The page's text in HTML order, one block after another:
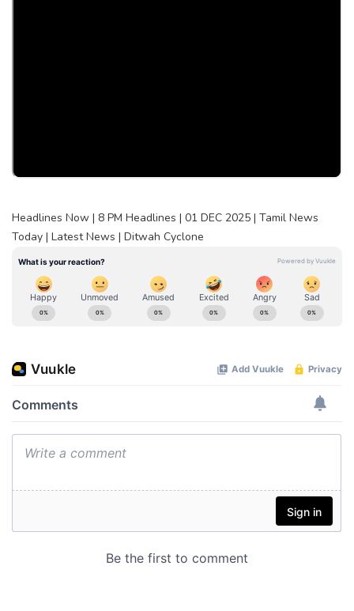
Headlines Now | 8 PM Headlines | 01 DEC 2025 | Tamil News
Today | Latest News | Ditwah Cyclone